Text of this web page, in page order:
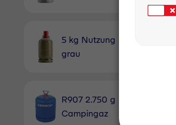
5 kg Nutzung
grau
R907 2.750 g
Campingaz